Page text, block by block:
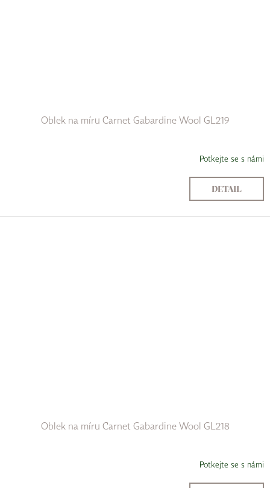
Oblek na míru Carnet Gabardine Wool GL219
Potkejte se s námi
DETAIL
Oblek na míru Carnet Gabardine Wool GL218
Potkejte se s námi